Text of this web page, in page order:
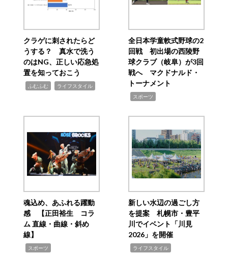
クラゲに刺されたらど
うする？ 真水で洗う
のはNG、正しい応急処
置を知っておこう
ふむふむ ライフスタイル
全日本学童軟式野球の2
回戦 初出場の西陵野
球クラブ（岐阜）が3回
戦へ マクドナルド・
トーナメント
スポーツ
魂込め、あふれる躍動
感 【正田裕生 コラ
ム 直線・曲線・斜め
線】
スポーツ
新しい水辺の過ごし方
を提案 札幌市・豊平
川でイベント「川見
2026」を開催
ライフスタイル